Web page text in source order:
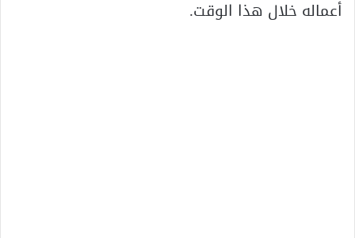
أعماله خلال هذا الوقت.